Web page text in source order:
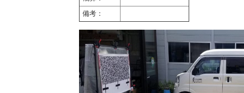
備考：